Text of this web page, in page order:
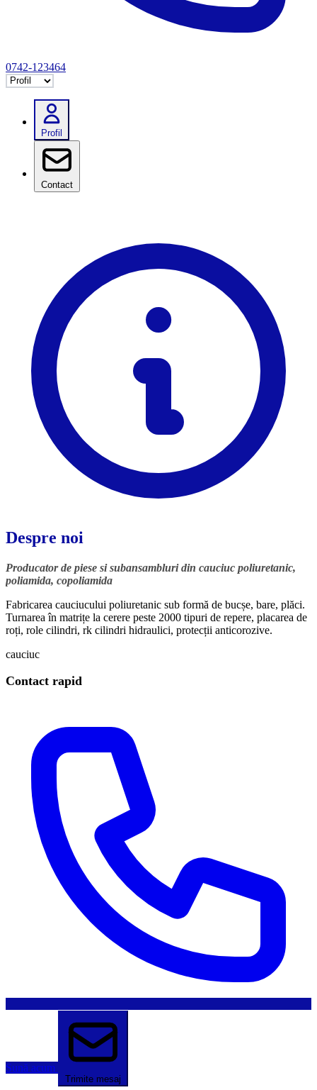
0742-123464
Selectează tab
Profil
Contact
Despre noi
Producator de piese si subansambluri din cauciuc poliuretanic,
poliamida, copoliamida
Fabricarea cauciucului poliuretanic sub formă de bucșe, bare, plăci.
Turnarea în matrițe la cerere peste 2000 tipuri de repere, placarea de
roți, role cilindri, rk cilindri hidraulici, protecții anticorozive.
cauciuc
Contact rapid
Sună acum
Trimite mesaj